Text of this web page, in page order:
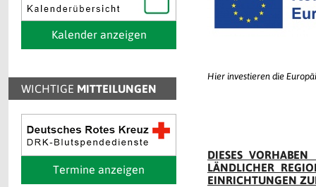
Kalender anzeigen
WICHTIGE MITTEILUNGEN
Termine anzeigen
Hier investieren die
DIESES
LÄNDLICHER
EINRICHTUNGEN